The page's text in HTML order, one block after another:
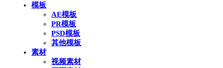
模板
AE模板
PR模板
PSD模板
其他模板
素材
视频素材